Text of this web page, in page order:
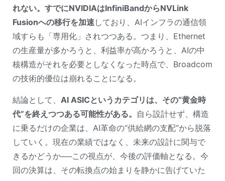
れない。すでにNVIDIAはInfiniBandからNVLink
Fusionへの移行を加速しており、AIインフラの通信領
域すらも「専用化」されつつある。つまり、Ethernet
の生産量が多かろうと、利益率が高かろうと、AIの中
核構造がそれを必要としなくなった時点で、Broadcom
の技術的優位は崩れることになる。
結論として、 AI ASICというカテゴリは、その“黄金時
代”を終えつつある可能性がある。 自ら設計せず、構造
に乗るだけの企業は、AI革命の“供給網の支配”から脱落
していく。現在の業績ではなく、未来の設計に関与で
きるかどうか──この視点が、今後の評価軸となる。今
回の決算は、その転換点の始まりを静かに告げていた